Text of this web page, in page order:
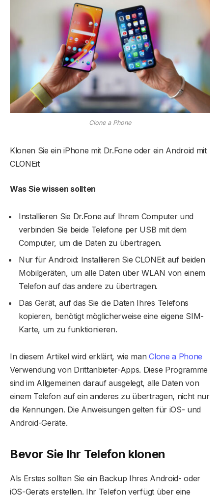
Clone a Phone
Klonen Sie ein iPhone mit Dr.Fone oder ein Android mit
CLONEit
Was Sie wissen sollten
Installieren Sie Dr.Fone auf Ihrem Computer und
verbinden Sie beide Telefone per USB mit dem
Computer, um die Daten zu übertragen.
Nur für Android: Installieren Sie CLONEit auf beiden
Mobilgeräten, um alle Daten über WLAN von einem
Telefon auf das andere zu übertragen.
Das Gerät, auf das Sie die Daten Ihres Telefons
kopieren, benötigt möglicherweise eine eigene SIM-
Karte, um zu funktionieren.
In diesem Artikel wird erklärt, wie manClone a Phone
Verwendung von Drittanbieter-Apps. Diese Programme
sind im Allgemeinen darauf ausgelegt, alle Daten von
einem Telefon auf ein anderes zu übertragen, nicht nur
die Kennungen. Die Anweisungen gelten für iOS- und
Android-Geräte.
Bevor Sie Ihr Telefon klonen
Als Erstes sollten Sie ein Backup Ihres Android- oder
iOS-Geräts erstellen. Ihr Telefon verfügt über eine